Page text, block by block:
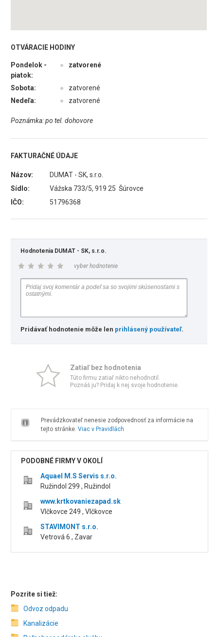
OTVÁRACIE HODINY
Pondelok -
piatok:
● zatvorené
Sobota: ●
zatvorené
Nedeľa:
● zatvorené
Poznámka: po tel. dohovore
FAKTURAČNÉ ÚDAJE
Názov:
DUMAT - SK, s.r.o.
Sídlo:
Vážska 733/5, 919 25 Šúrovce
IČO:
51796368
Hodnotenia DUMAT - SK, s.r.o.
vyber hodnotenie
Pridávať hodnotenie môže len prihlásený používateľ.
Zatiaľ bez hodnotenia
Túto firmu zatiaľ nikto nehodnotil.
Poznáš ju? Pridaj k nej svoje hodnotenie.
Prevádzkovateľ nenesie zodpovednosť za informácie na
tejto stránke. Viac v Pravidlách
PODOBNÉ FIRMY V OKOLÍ
Aquael M.S Servis s.r.o.
Ružindol 299 , Ružindol
www.krtkovaniezapad.sk
Vlčkovce 249 , Vlčkovce
STAVIMONT s.r.o.
Vetrová 6 , Zavar
Pozrite si tiež:
Odvoz odpadu
Kanalizácie